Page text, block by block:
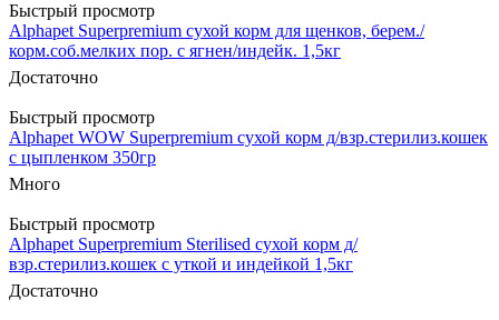
Быстрый просмотр
Alphapet Superpremium сухой корм для щенков, берем./
корм.соб.мелких пор. с ягнен/индейк. 1,5кг
Достаточно
Быстрый просмотр
Alphapet WOW Superpremium сухой корм д/взр.стерилиз.кошек
с цыпленком 350гр
Много
Быстрый просмотр
Alphapet Superpremium Sterilised сухой корм д/
взр.стерилиз.кошек с уткой и индейкой 1,5кг
Достаточно